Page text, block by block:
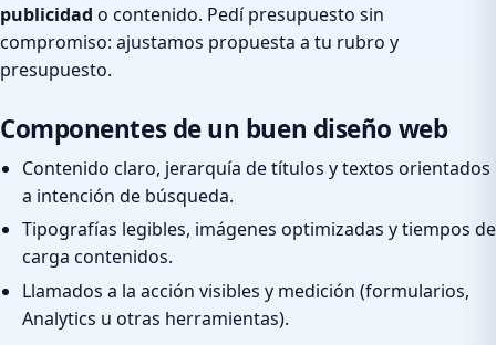
publicidad o contenido. Pedí presupuesto sin
compromiso: ajustamos propuesta a tu rubro y
presupuesto.
Componentes de un buen diseño web
Contenido claro, jerarquía de títulos y textos orientados
a intención de búsqueda.
Tipografías legibles, imágenes optimizadas y tiempos de
carga contenidos.
Llamados a la acción visibles y medición (formularios,
Analytics u otras herramientas).